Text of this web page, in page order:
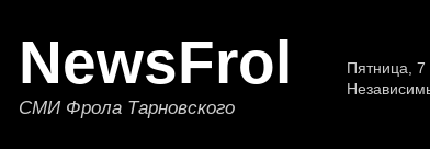
NewsFrol
СМИ Фрола Тарновского
Пятница, 7